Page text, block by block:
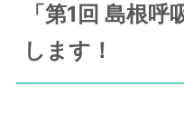
「第1回 島根
します！